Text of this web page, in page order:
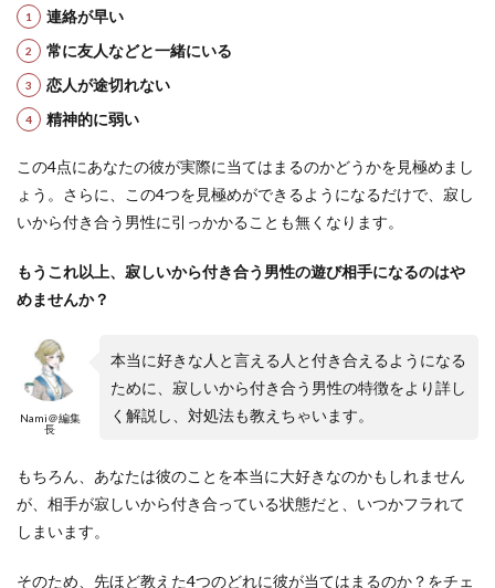
連絡が早い
常に友人などと一緒にいる
恋人が途切れない
精神的に弱い
この4点にあなたの彼が実際に当てはまるのかどうかを見極めまし
ょう。さらに、この4つを見極めができるようになるだけで、寂し
いから付き合う男性に引っかかることも無くなります。
もうこれ以上、寂しいから付き合う男性の遊び相手になるのはや
めませんか？
Nami＠編集
長
本当に好きな人と言える人と付き合えるようになる
ために、寂しいから付き合う男性の特徴をより詳し
く解説し、対処法も教えちゃいます。
もちろん、あなたは彼のことを本当に大好きなのかもしれません
が、相手が寂しいから付き合っている状態だと、いつかフラれて
しまいます。
そのため、先ほど教えた4つのどれに彼が当てはまるのか？をチェ